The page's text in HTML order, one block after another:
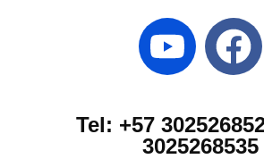
Tel: +57
3025268535